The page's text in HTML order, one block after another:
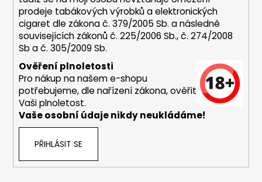
D
o
u
m
e
prodeje tabákových výrobků a elektronických
cigaret dle zákona č. 379/2005 Sb. a následně
souvisejících zákonů č. 225/2006 Sb., č. 274/2008
Sb a č. 305/2009 Sb.
Ověření plnoletosti
Pro nákup na našem e-shopu
potřebujeme, dle nařízení zákona, ověřit
Vaši plnoletost.
Vaše osobní údaje nikdy neukládáme!
PŘIHLÁSIT SE